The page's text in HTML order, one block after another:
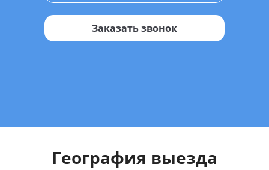
Заказать звонок
География выезда